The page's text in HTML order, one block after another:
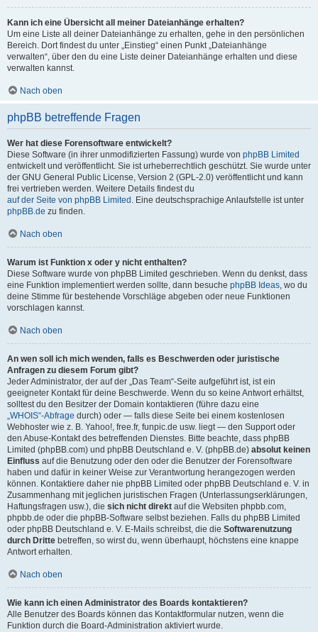
Kann ich eine Übersicht all meiner Dateianhänge erhalten?
Um eine Liste all deiner Dateianhänge zu erhalten, gehe in den persönlichen
Bereich. Dort findest du unter „Einstieg“ einen Punkt „Dateianhänge
verwalten“, über den du eine Liste deiner Dateianhänge erhalten und diese
verwalten kannst.
Nach oben
phpBB betreffende Fragen
Wer hat diese Forensoftware entwickelt?
Diese Software (in ihrer unmodifizierten Fassung) wurde von phpBB Limited
entwickelt und veröffentlicht. Sie ist urheberrechtlich geschützt. Sie wurde unter
der GNU General Public License, Version 2 (GPL-2.0) veröffentlicht und kann
frei vertrieben werden. Weitere Details findest du
auf der Seite von phpBB Limited . Eine deutschsprachige Anlaufstelle ist unter
phpBB.de zu finden.
Nach oben
Warum ist Funktion x oder y nicht enthalten?
Diese Software wurde von phpBB Limited geschrieben. Wenn du denkst, dass
eine Funktion implementiert werden sollte, dann besuche phpBB Ideas, wo du
deine Stimme für bestehende Vorschläge abgeben oder neue Funktionen
vorschlagen kannst.
Nach oben
An wen soll ich mich wenden, falls es Beschwerden oder juristische
Anfragen zu diesem Forum gibt?
Jeder Administrator, der auf der „Das Team“-Seite aufgeführt ist, ist ein
geeigneter Kontakt für deine Beschwerde. Wenn du so keine Antwort erhältst,
solltest du den Besitzer der Domain kontaktieren (führe dazu eine
„WHOIS“-Abfrage durch) oder — falls diese Seite bei einem kostenlosen
Webhoster wie z. B. Yahoo!, free.fr, funpic.de usw. liegt — den Support oder
den Abuse-Kontakt des betreffenden Dienstes. Bitte beachte, dass phpBB
Limited (phpBB.com) und phpBB Deutschland e. V. (phpBB.de) absolut keinen
Einfluss auf die Benutzung oder den oder die Benutzer der Forensoftware
haben und dafür in keiner Weise zur Verantwortung herangezogen werden
können. Kontaktiere daher nie phpBB Limited oder phpBB Deutschland e. V. in
Zusammenhang mit jeglichen juristischen Fragen (Unterlassungserklärungen,
Haftungsfragen usw.), die sich nicht direkt auf die Websiten phpbb.com,
phpbb.de oder die phpBB-Software selbst beziehen. Falls du phpBB Limited
oder phpBB Deutschland e. V. E-Mails schreibst, die die Softwarenutzung
durch Dritte betreffen, so wirst du, wenn überhaupt, höchstens eine knappe
Antwort erhalten.
Nach oben
Wie kann ich einen Administrator des Boards kontaktieren?
Alle Benutzer des Boards können das Kontaktformular nutzen, wenn die
Funktion durch die Board-Administration aktiviert wurde.